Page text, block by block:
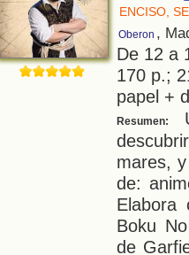
ENCISO,
Oberon ,
De 12 a
170 p.;
papel +
Resumen:
mares,
de:
Elabora
Boku
de